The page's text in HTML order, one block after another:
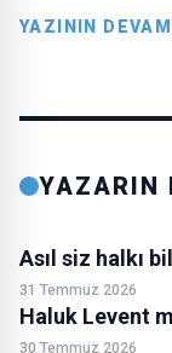
YAZININ DEVAMI
YAZARIN
Asıl siz halkı
31 Temmuz 2026
Haluk Levent
30 Temmuz 2026